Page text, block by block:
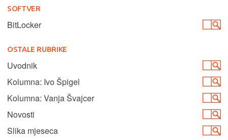
SOFTVER
BitLocker
OSTALE RUBRIKE
Uvodnik
Kolumna: Ivo Špigel
Kolumna: Vanja Švajcer
Novosti
Slika mjeseca